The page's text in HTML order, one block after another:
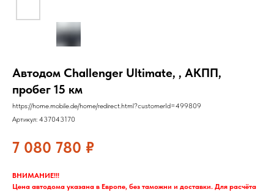
Автодом Challenger Ultimate, , АКПП,
пробег 15 км
https://home.mobile.de/home/redirect.html?customerId=499809
Артикул: 437043170
7 080 780 ₽
ВНИМАНИЕ!!!
Цена автодома указана в Европе, без таможни и доставки. Для расчёта